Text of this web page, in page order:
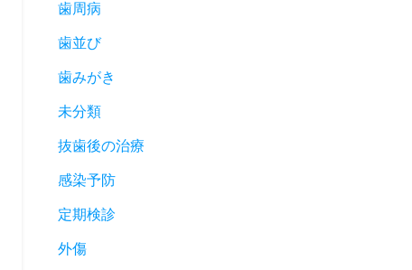
歯周病
歯並び
歯みがき
未分類
抜歯後の治療
感染予防
定期検診
外傷